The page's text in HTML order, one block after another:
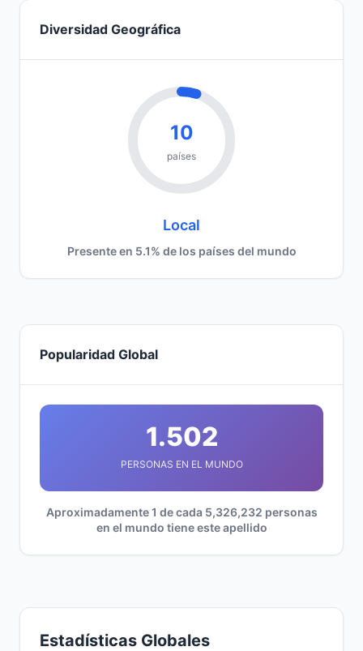
Diversidad Geográfica
10
países
Local
Presente en 5.1% de los países del mundo
Popularidad Global
1.502
PERSONAS EN EL MUNDO
Aproximadamente 1 de cada 5,326,232 personas
en el mundo tiene este apellido
Estadísticas Globales